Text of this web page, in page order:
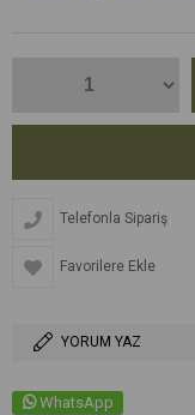
Telefonla Sipariş
Favorilere Ekle
YORUM YAZ
WhatsApp